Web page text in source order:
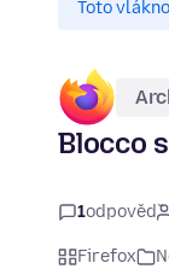
Toto
Blocco
1odpověď
Firefox